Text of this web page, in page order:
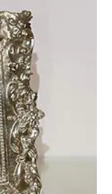
e
l’artigianato
è un
rende
che
sua